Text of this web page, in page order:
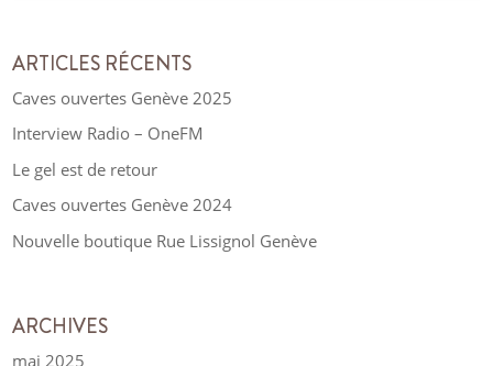
ARTICLES RÉCENTS
Caves ouvertes Genève 2025
Interview Radio – OneFM
Le gel est de retour
Caves ouvertes Genève 2024
Nouvelle boutique Rue Lissignol Genève
ARCHIVES
mai 2025